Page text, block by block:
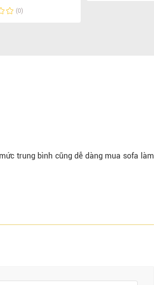
(0)
trung bình cũng dễ dàng mua sofa làm